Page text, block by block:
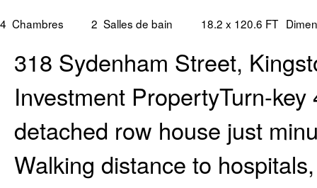
4 Chambres 2 Salles de bain 18.2 x 120.6 FT
318 Sydenham Street,
Investment PropertyTurn-
detached row house just
Walking distance to